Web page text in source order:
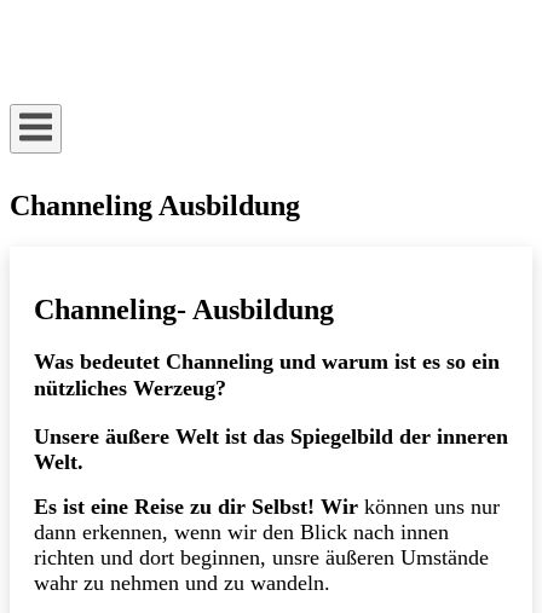
Channeling Ausbildung
Channeling- Ausbildung
Was bedeutet Channeling und warum ist es so ein
nützliches Werzeug?
Unsere äußere Welt ist das Spiegelbild der inneren
Welt.
Es ist eine Reise zu dir Selbst! Wir können uns nur
dann erkennen, wenn wir den Blick nach innen
richten und dort beginnen, unsre äußeren Umstände
wahr zu nehmen und zu wandeln.